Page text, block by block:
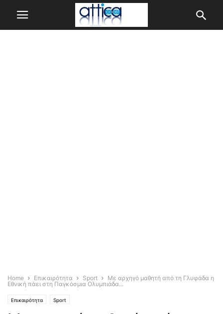
Home Επικαιρότητα Sport
Με αρχηγό μαθητή από τη Γλυφάδα η
Εθνική πάει στη Παγκόσμια Ολυμπιάδα...
Επικαιρότητα Sport